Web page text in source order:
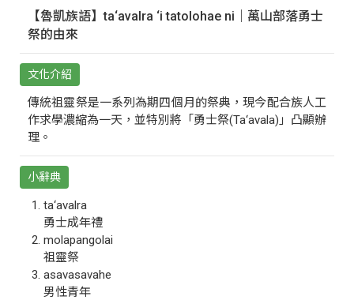
【魯凱族語】ta‘avalra ‘i tatolohae ni｜萬山部落勇士
祭的由來
文化介紹
傳統祖靈祭是一系列為期四個月的祭典，現今配合族人工
作求學濃縮為一天，並特別將「勇士祭(Ta‘avala)」凸顯辦
理。
小辭典
ta‘avalra
勇士成年禮
molapangolai
祖靈祭
asavasavahe
男性青年